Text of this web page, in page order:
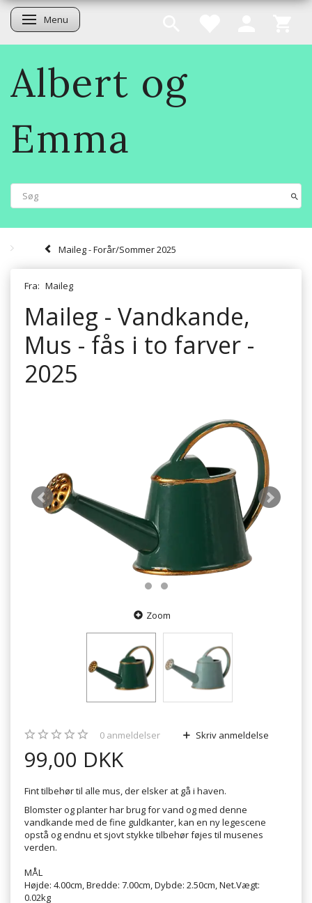
Skifte navigation
Menu
Albert og
Emma
Maileg - Forår/Sommer 2025
Fra: Maileg
Maileg - Vandkande,
Mus - fås i to farver -
2025
Zoom
0 anmeldelser Skriv anmeldelse
99,00 DKK
Fint tilbehør til alle mus, der elsker at gå i haven.
Blomster og planter har brug for vand og med denne
vandkande med de fine guldkanter, kan en ny legescene
opstå og endnu et sjovt stykke tilbehør føjes til musenes
verden.
MÅL
Højde: 4.00cm, Bredde: 7.00cm, Dybde: 2.50cm, Net.Vægt:
0.02kg